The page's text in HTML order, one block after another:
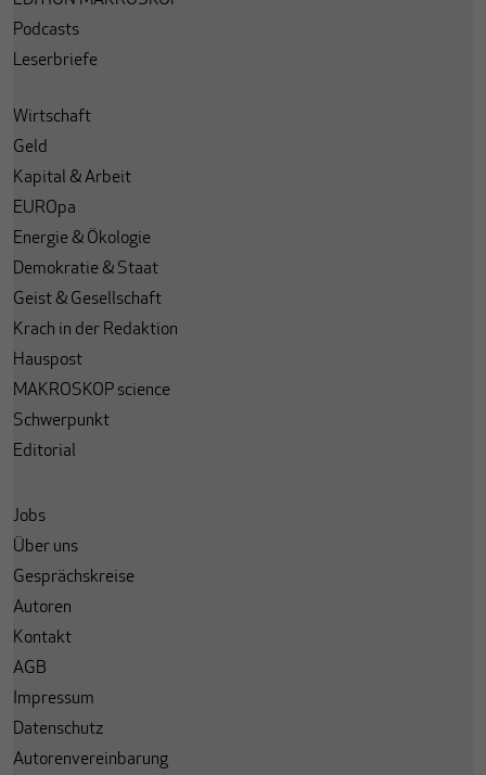
Podcasts
Leserbriefe
Wirtschaft
Geld
Kapital & Arbeit
EUROpa
Energie & Ökologie
Demokratie & Staat
Geist & Gesellschaft
Krach in der Redaktion
Hauspost
MAKROSKOP science
Schwerpunkt
Editorial
Jobs
Über uns
Gesprächskreise
Autoren
Kontakt
AGB
Impressum
Datenschutz
Autorenvereinbarung